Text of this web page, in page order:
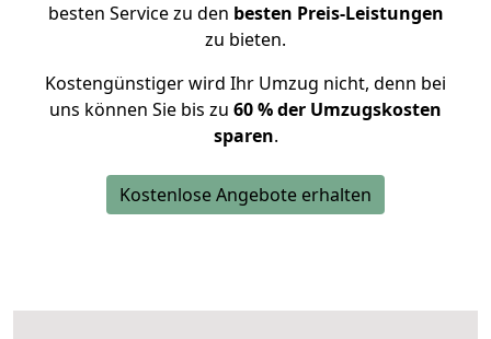
besten Service zu den besten Preis-Leistungen
zu bieten.
Kostengünstiger wird Ihr Umzug nicht, denn bei
uns können Sie bis zu 60 % der Umzugskosten
sparen.
Kostenlose Angebote erhalten